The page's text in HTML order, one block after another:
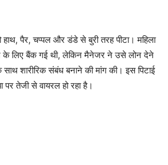
पैर, चप्पल और डंडे से बुरी तरह पीटा। महिला
के लिए बैंक गई थी, लेकिन मैनेजर ने उसे लोन देने
शारीरिक संबंध बनाने की मांग की। इस पिटाई
पर तेजी से वायरल हो रहा है।